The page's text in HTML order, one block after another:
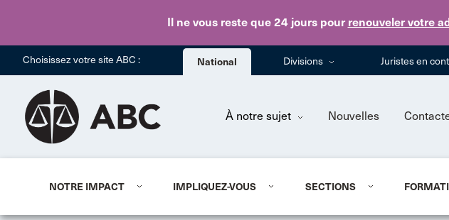
Il ne vous reste que 24 jourspour renouveler votre
Choisissez votre site ABC : National Divisions Juristes en
À notre sujet Nouvelles
NOTRE IMPACT IMPLIQUEZ-VOUS SECTIONS